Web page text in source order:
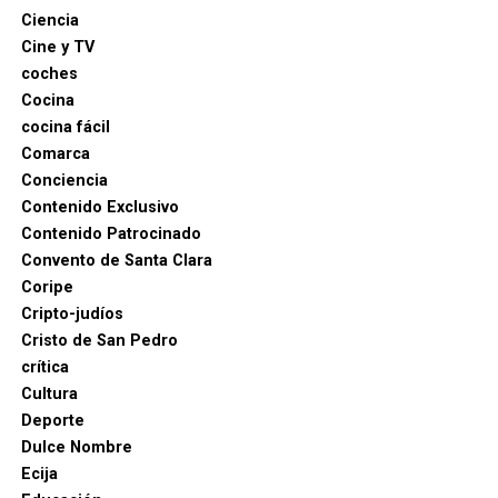
Ciencia
Cine y TV
coches
Cocina
cocina fácil
Comarca
Conciencia
Contenido Exclusivo
Contenido Patrocinado
Convento de Santa Clara
Coripe
Cripto-judíos
Cristo de San Pedro
crítica
Cultura
Deporte
Dulce Nombre
Ecija